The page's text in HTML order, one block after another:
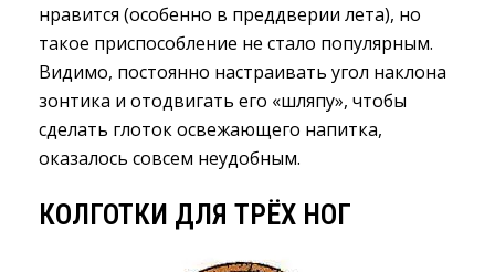
нравится (особенно в преддверии лета), но
такое приспособление не стало популярным.
Видимо, постоянно настраивать угол наклона
зонтика и отодвигать его «шляпу», чтобы
сделать глоток освежающего напитка,
оказалось совсем неудобным.
КОЛГОТКИ ДЛЯ ТРЁХ НОГ